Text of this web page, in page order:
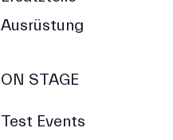
Ausrüstung
ON STAGE
Test Events